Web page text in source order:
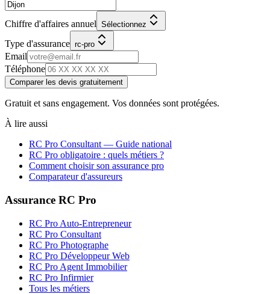
Chiffre d'affaires annuel Sélectionnez
Type d'assurance rc-pro
Email
Téléphone
Comparer les devis gratuitement
Gratuit et sans engagement. Vos données sont protégées.
À lire aussi
RC Pro Consultant — Guide national
RC Pro obligatoire : quels métiers ?
Comment choisir son assurance pro
Comparateur d'assureurs
Assurance RC Pro
RC Pro Auto-Entrepreneur
RC Pro Consultant
RC Pro Photographe
RC Pro Développeur Web
RC Pro Agent Immobilier
RC Pro Infirmier
Tous les métiers